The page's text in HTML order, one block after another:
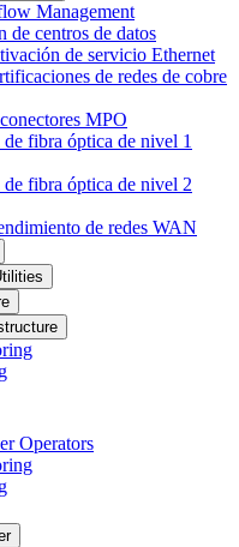
Management
de centros de datos
de servicio Ethernet
de redes de cobre
MPO
fibra óptica de nivel 1
fibra óptica de nivel 2
de redes WAN
Operators